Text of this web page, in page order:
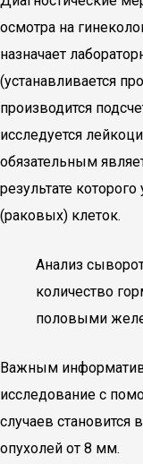
осмотра на
назначает
(устанавливается
производится
исследуется
обязательным
результате
(раковых) клеток.
Анализ
количество
половыми
Важным
исследование с
случаев
опухолей от 8 мм.